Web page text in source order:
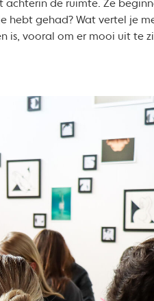
de ruimte. Ze
hebt gehad? Wat vertel je
is, vooral om er mooi uit te